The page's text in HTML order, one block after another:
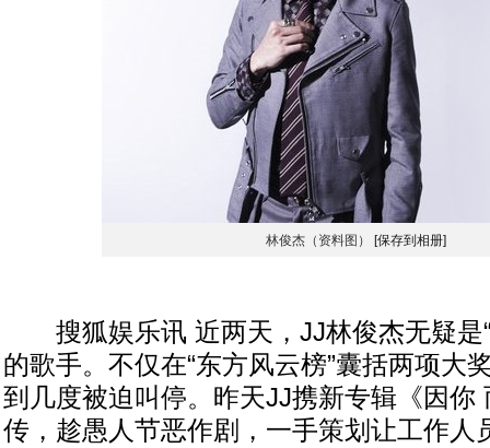
林俊杰（资料图） [保存到相册]
搜狐娱乐讯 近两天，JJ林俊杰无疑是“
的歌手。不仅在“东方风云榜”囊括两项大
到几度被迫叫停。昨天JJ携新专辑《因你
传，趁愚人节恶作剧，一手策划让工作人